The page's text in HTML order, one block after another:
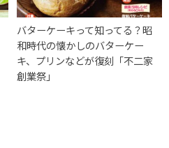
バターケーキって知ってる？昭
和時代の懐かしのバターケー
キ、プリンなどが復刻「不二家
創業祭」